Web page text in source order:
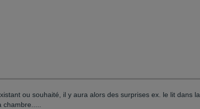
ou souhaité, il y aura alors des surprises ex. le lit dans la